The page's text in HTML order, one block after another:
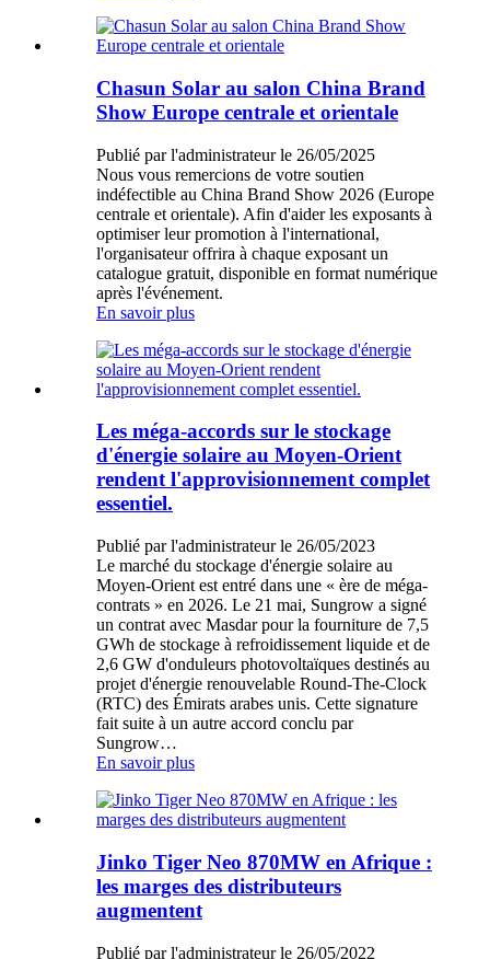
Chasun Solar au salon China Brand
Show Europe centrale et orientale
Publié par l'administrateur le 26/05/2025
Nous vous remercions de votre soutien
indéfectible au China Brand Show 2026 (Europe
centrale et orientale). Afin d'aider les exposants à
optimiser leur promotion à l'international,
l'organisateur offrira à chaque exposant un
catalogue gratuit, disponible en format numérique
après l'événement.
En savoir plus
Les méga-accords sur le stockage
d'énergie solaire au Moyen-Orient
rendent l'approvisionnement complet
essentiel.
Publié par l'administrateur le 26/05/2023
Le marché du stockage d'énergie solaire au
Moyen-Orient est entré dans une « ère de méga-
contrats » en 2026. Le 21 mai, Sungrow a signé
un contrat avec Masdar pour la fourniture de 7,5
GWh de stockage à refroidissement liquide et de
2,6 GW d'onduleurs photovoltaïques destinés au
projet d'énergie renouvelable Round-The-Clock
(RTC) des Émirats arabes unis. Cette signature
fait suite à un autre accord conclu par
Sungrow…
En savoir plus
Jinko Tiger Neo 870MW en Afrique :
les marges des distributeurs
augmentent
Publié par l'administrateur le 26/05/2022